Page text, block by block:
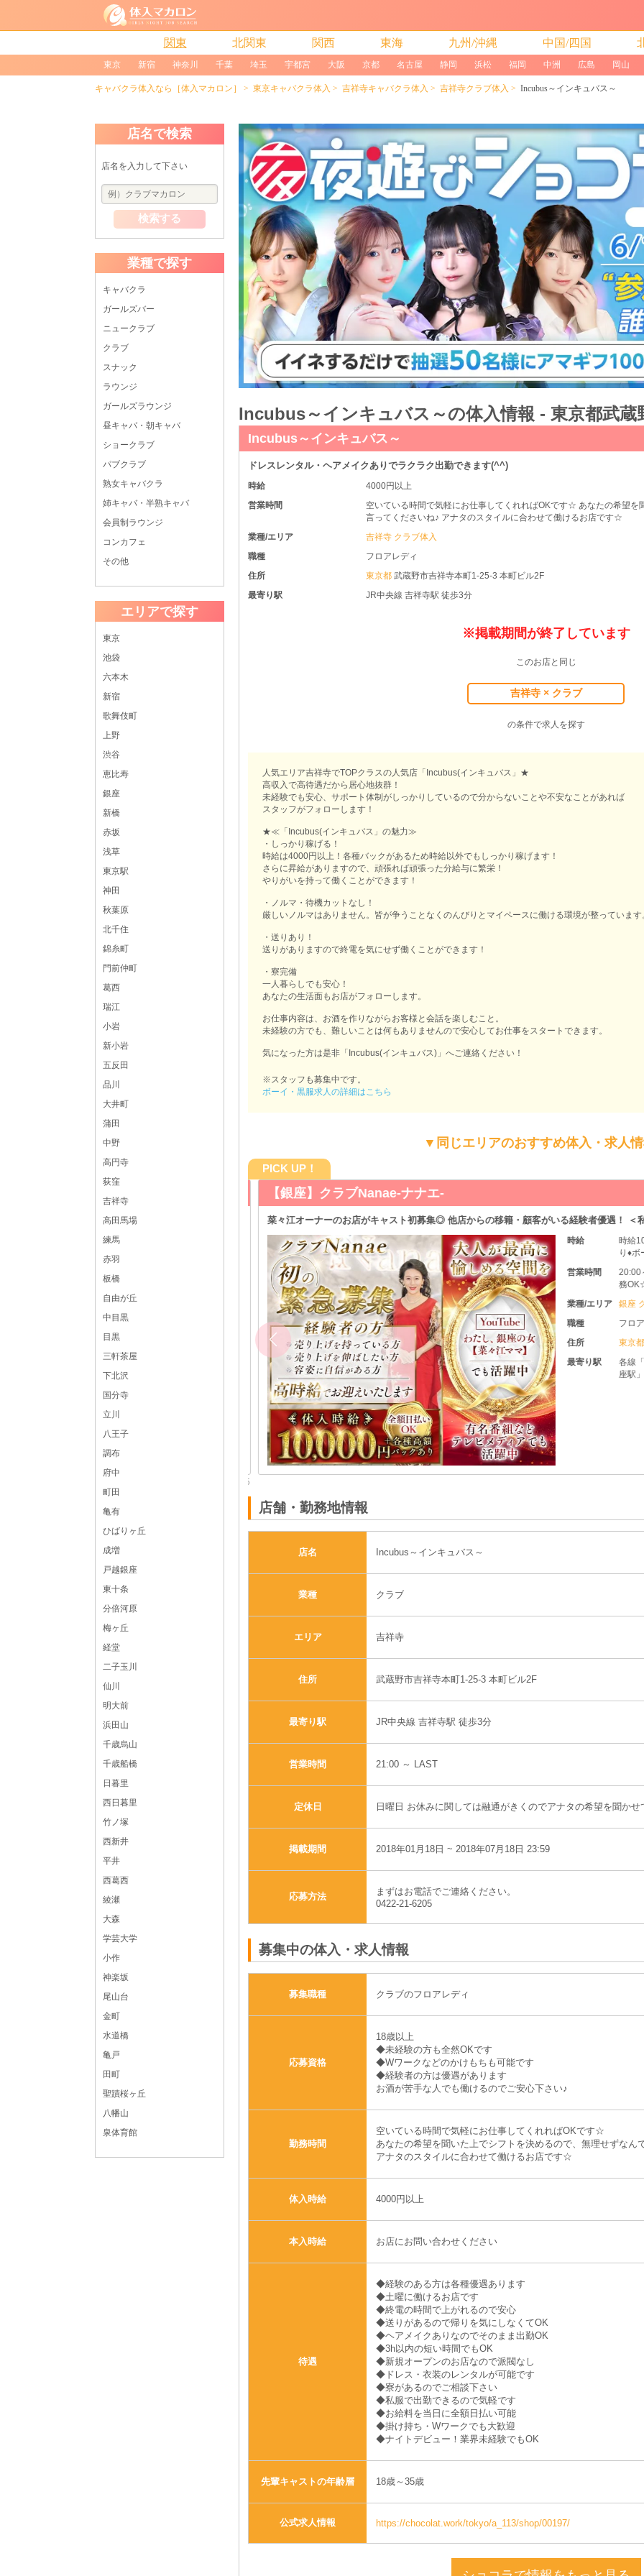
関東 北関東 関西 東海 九州/沖縄 中国/四国
東京 新宿 神奈川 千葉 埼玉 宇都宮 大阪 京都 名古屋 静岡 浜松 福岡 中洲 広島 岡山
キャバクラ体入なら［体入マカロン］ 東京キャバクラ体入 吉祥寺キャバクラ体入 吉祥寺クラブ体入 Incubus～インキュバス～
店名で検索
店名を入力して下さい
検索する
業種で探す
キャバクラ
ガールズバー
ニュークラブ
クラブ
スナック
ラウンジ
ガールズラウンジ
昼キャバ・朝キャバ
ショークラブ
パブクラブ
熟女キャバクラ
姉キャバ・半熟キャバ
会員制ラウンジ
コンカフェ
その他
エリアで探す
東京
池袋
六本木
新宿
歌舞伎町
上野
渋谷
恵比寿
銀座
新橋
赤坂
浅草
東京駅
神田
秋葉原
北千住
錦糸町
門前仲町
葛西
瑞江
小岩
新小岩
五反田
品川
大井町
蒲田
中野
高円寺
荻窪
吉祥寺
高田馬場
練馬
赤羽
板橋
自由が丘
中目黒
目黒
三軒茶屋
下北沢
国分寺
立川
八王子
調布
府中
町田
亀有
ひばりヶ丘
成増
戸越銀座
東十条
分倍河原
梅ヶ丘
経堂
二子玉川
仙川
明大前
浜田山
千歳烏山
千歳船橋
日暮里
西日暮里
竹ノ塚
西新井
平井
西葛西
綾瀬
大森
学芸大学
小作
神楽坂
尾山台
金町
水道橋
亀戸
田町
聖蹟桜ヶ丘
八幡山
泉体育館
Incubus～インキュバス～の体入情報 - 東京都武蔵
Incubus～インキュバス～
ドレスレンタル・ヘアメイクありでラクラク出勤できます(^^)
時給
4000円以上
営業時間
空いている時間で気軽にお仕事してくれればOKです☆ あなたの希望
言ってくださいね♪ アナタのスタイルに合わせて働けるお店です☆
業種/エリア
吉祥寺 クラブ体入
職種
フロアレディ
住所
東京都武蔵野市吉祥寺本町1-25-3 本町ビル2F
最寄り駅
JR中央線 吉祥寺駅 徒歩3分
※掲載期間が終了しています
このお店と同じ
吉祥寺 × クラブ
の条件で求人を探す
人気エリア吉祥寺でTOPクラスの人気店「Incubus(インキュバス」★
高収入で高待遇だから居心地抜群！
未経験でも安心、サポート体制がしっかりしているので分からないことや不安なことがあれば
スタッフがフォローします！
★≪「Incubus(インキュバス」の魅力≫
・しっかり稼げる！
時給は4000円以上！各種バックがあるため時給以外でもしっかり稼げます！
さらに昇給がありますので、頑張れば頑張った分給与に繁栄！
やりがいを持って働くことができます！
・ノルマ・待機カットなし！
厳しいノルマはありません。皆が争うことなくのんびりとマイペースに働ける環境が整っています
・送りあり！
送りがありますので終電を気にせず働くことができます！
・寮完備
一人暮らしでも安心！
あなたの生活面もお店がフォローします。
お仕事内容は、お酒を作りながらお客様と会話を楽しむこと。
未経験の方でも、難しいことは何もありませんので安心してお仕事をスタートできます。
気になった方は是非「Incubus(インキュバス)」へご連絡ください！
※スタッフも募集中です。
ボーイ・黒服求人の詳細はこちら
▼同じエリアのおすすめ体入・求人
PICK UP！
んのお客様に愛されるママ◎
時給6000円以上＊日給2万円～10万円以上可
20:00～1:00 ☆週1日・1日3時間～・終電まで・遅出勤
務OK☆ ◆時間や頻度などは希望を聞いた上で決めさ
せて頂きます♪ ◆レギュラー出勤ももちろんOKです
中央区銀座7-6-12 第5ポールスタービル3F
各線「新橋駅」銀座口より徒歩5分
【銀座】クラブNanae-ナナエ-
菜々江オーナーのお店がキャスト初募集◎ 他店からの移籍・顧客がいる経験者優遇！ ＜私
時給
時給
り♦ボ
営業時間
20:00
務OK☆
業種/エリア
銀座 ク
職種
フロア
住所
東京都
最寄り駅
各線「
座駅」
店舗・勤務地情報
店名 Incubus～インキュバス～
業種 クラブ
エリア 吉祥寺
住所 武蔵野市吉祥寺本町1-25-3 本町ビル2F
最寄り駅 JR中央線 吉祥寺駅 徒歩3分
営業時間 21:00 ～ LAST
定休日 日曜日 お休みに関しては融通がきくのでアナタの希望を聞か
掲載期間 2018年01月18日 ~ 2018年07月18日 23:59
応募方法
まずはお電話でご連絡ください。
0422-21-6205
募集中の体入・求人情報
募集職種 クラブのフロアレディ
応募資格
18歳以上
◆未経験の方も全然OKです
◆Wワークなどのかけもちも可能です
◆経験者の方は優遇があります
お酒が苦手な人でも働けるのでご安心下さい♪
勤務時間
空いている時間で気軽にお仕事してくれればOKです☆
あなたの希望を聞いた上でシフトを決めるので、無理せずなん
アナタのスタイルに合わせて働けるお店です☆
体入時給 4000円以上
本入時給 お店にお問い合わせください
待遇
◆経験のある方は各種優遇あります
◆土曜に働けるお店です
◆終電の時間で上がれるので安心
◆送りがあるので帰りを気にしなくてOK
◆ヘアメイクありなのでそのまま出勤OK
◆3h以内の短い時間でもOK
◆新規オープンのお店なので派閥なし
◆ドレス・衣装のレンタルが可能です
◆寮があるのでご相談下さい
◆私服で出勤できるので気軽です
◆お給料を当日に全額日払い可能
◆掛け持ち・Wワークでも大歓迎
◆ナイトデビュー！業界未経験でもOK
先輩キャストの年齢層 18歳～35歳
公式求人情報 https://chocolat.work/tokyo/a_113/shop/00197/